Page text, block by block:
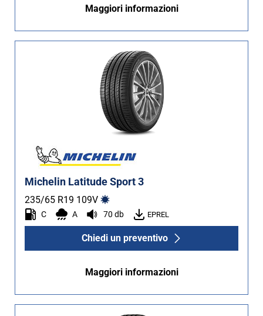
Non Run flat (8)
Maggiori informazioni
Michelin Latitude Sport 3
235/65 R19 109V
C A 70 db EPREL
Chiedi un preventivo
Maggiori informazioni